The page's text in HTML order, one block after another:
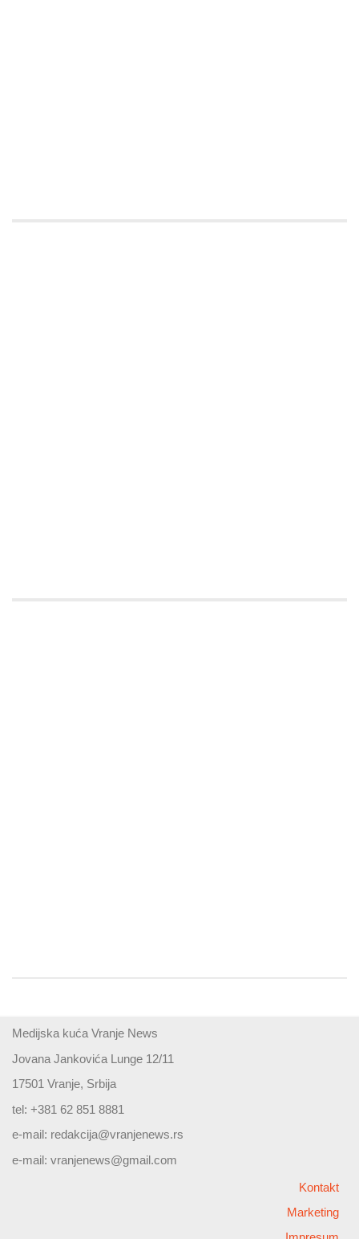
Medijska kuća Vranje News
Jovana Jankovića Lunge 12/11
17501 Vranje, Srbija
tel: +381 62 851 8881
e-mail: redakcija@vranjenews.rs
e-mail: vranjenews@gmail.com
Kontakt
Marketing